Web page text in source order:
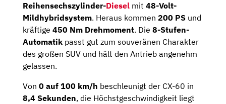
Reihensechszylinder-Diesel mit 48-Volt-
Mildhybridsystem. Heraus kommen 200 PS und
kräftige 450 Nm Drehmoment. Die 8-Stufen-
Automatik passt gut zum souveränen Charakter
des großen SUV und hält den Antrieb angenehm
gelassen.
Von 0 auf 100 km/h beschleunigt der CX-60 in
8,4 Sekunden, die Höchstgeschwindigkeit liegt